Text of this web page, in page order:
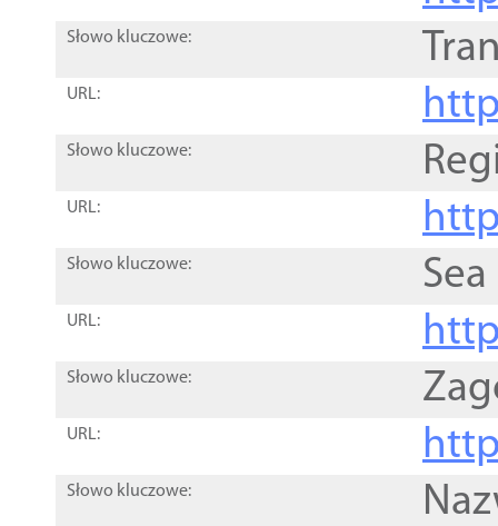
Słowo kluczowe:
URL:
Słowo kluczowe:
URL:
Słowo kluczowe:
URL:
Słowo kluczowe:
URL:
Słowo kluczowe: